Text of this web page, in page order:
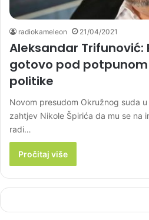
radiokameleon 21/04/2021
Aleksandar Trifunović:
gotovo pod
politike
Novom presudom Okružnog suda
zahtjev Nikole Špirića da mu se na
radi…
Pročitaj više